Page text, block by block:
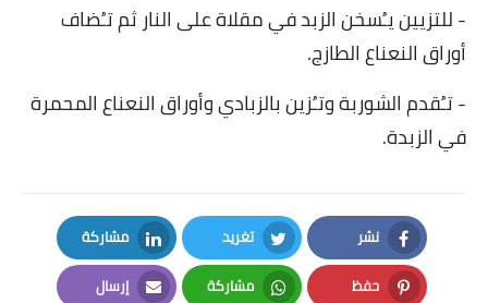
-للتزيين يـُسخن الزبد في مقلاة على النار ثم تـُضاف
أوراق النعناع الطازج.
-تـُقدم الشوربة وتـُزين بالزبادي وأوراق النعناع المحمرة
في الزبدة.
نشر
Facebook
تغريد
Twitter
مشاركة
LinkedIn
حفظ مشاركة إرسال